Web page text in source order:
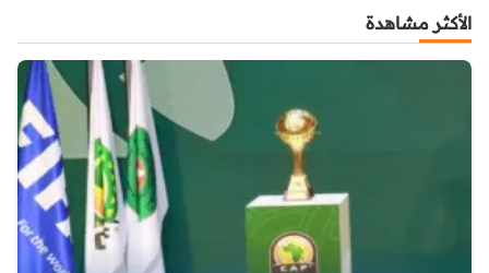
الأكثر مشاهدة